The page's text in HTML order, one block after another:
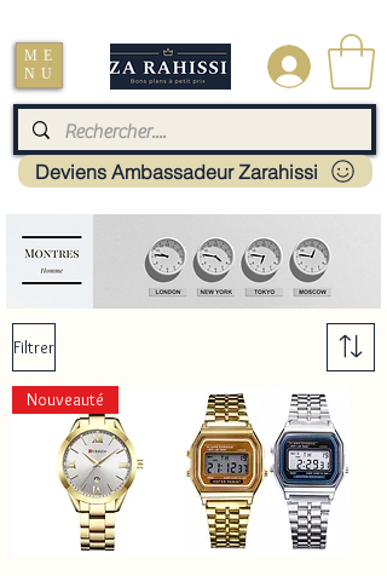
ME
NU
.
Deviens Ambassadeur Zarahissi
Filtrer
Nouveauté